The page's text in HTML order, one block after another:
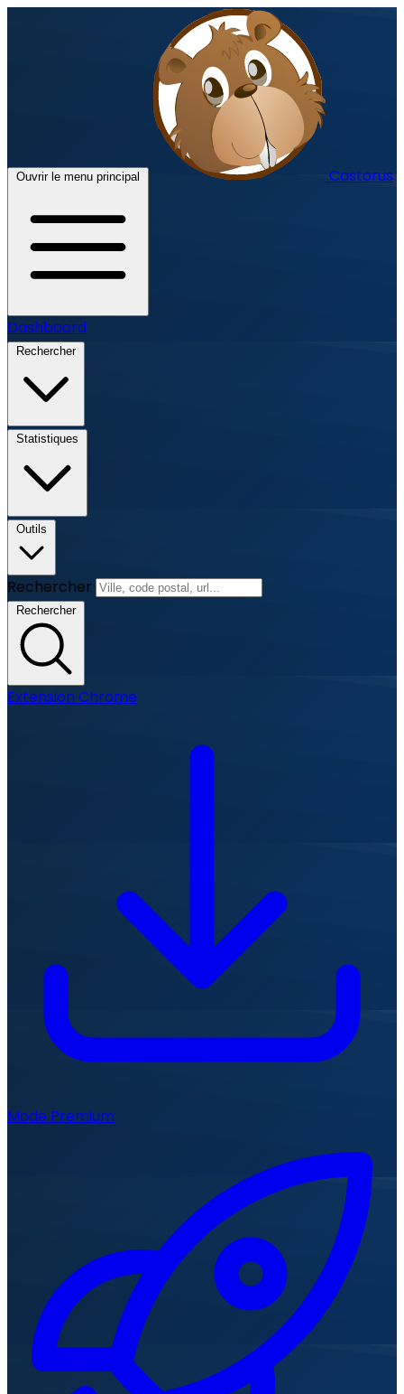
Ouvrir le menu principal Castorus
Dashboard
Rechercher
Statistiques
Outils
Rechercher
Rechercher
Extension Chrome
Mode Premium